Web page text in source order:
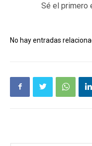
Sé el primero
No hay entradas